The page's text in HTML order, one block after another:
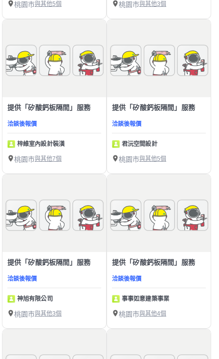
桃園市與其他5個 桃園市與其他3個
提供「矽酸鈣板隔間」服務
洽談後報價
梓維室內設計裝潢
桃園市與其他7個
提供「矽酸鈣板隔間」服務
洽談後報價
君沅空間設計
桃園市與其他5個
提供「矽酸鈣板隔間」服務
洽談後報價
神旭有限公司
桃園市與其他3個
提供「矽酸鈣板隔間」服務
洽談後報價
事事如意建築事業
桃園市與其他4個